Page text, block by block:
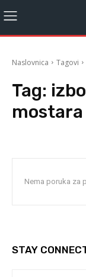
Naslovnica Tagovi
Tag:
mostara
Nema poruka za
STAY